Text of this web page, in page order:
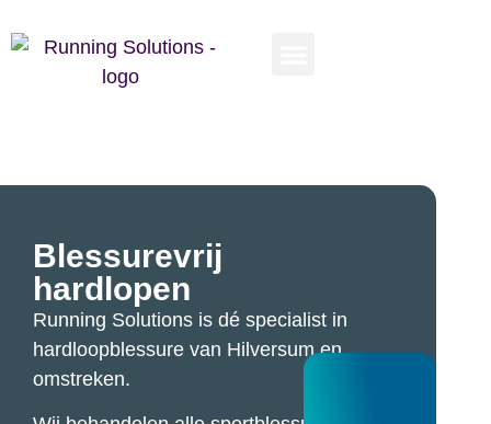
Blessurevrij
hardlopen
Running Solutions is dé specialist in
hardloopblessure van Hilversum en
omstreken.